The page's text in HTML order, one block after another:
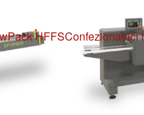
HFFSConfezionatrici